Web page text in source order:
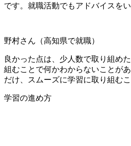
です。就職活動でもアドバイスを
野村さん（高知県で就職）
良かった点は、少人数で取り組め
組むことで何かわからないことが
だけ、スムーズに学習に取り組む
学習の進め方